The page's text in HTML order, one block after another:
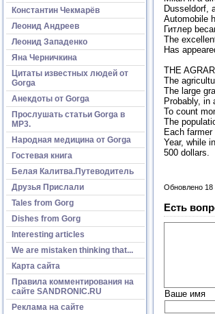
Константин Чекмарёв
Леонид Андреев
Леонид Западенко
Яна Черничкина
Цитаты известных людей от
Gorga
Анекдоты от Gorga
Прослушать статьи Gorga в
МР3.
Народная медицина от Gorga
Гостевая книга
Белая Калитва.Путеводитель
Друзья Прислали
Tales from Gorg
Dishes from Gorg
Interesting articles
We are mistaken thinking that...
Карта сайта
Правила комментирования на
сайте SANDRONIC.RU
Реклама на сайте
Dusseldorf,
Automobile
Гитлер
The
Has
THE
The
The large
Probably, in
To count
The
Each
Year, while
500 dollars.
Обновлено 18
Есть
Ваше имя